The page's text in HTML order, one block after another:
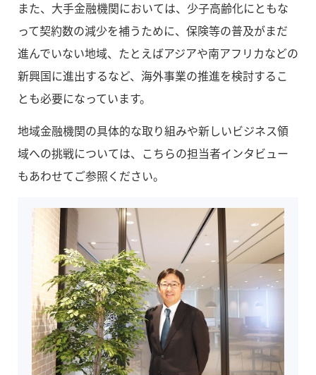
また、大手金融機関においては、少子高齢化にともな
って契約数の減少を補うために、保険等の普及がまだ
進んでいない地域、たとえばアジアや南アフリカなどの
新興国に進出するなど、海外事業の推進を検討するこ
とも必要になっています。
地域金融機関の具体的な取り組みや新しいビジネス領
域への挑戦については、こちらの担当者インタビュー
もあわせてご参照ください。